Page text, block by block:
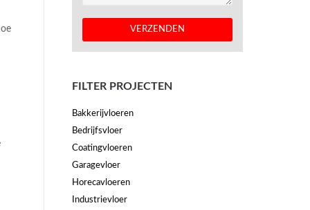
FILTER PROJECTEN
Bakkerijvloeren
Bedrijfsvloer
Coatingvloeren
Garagevloer
Horecavloeren
Industrievloer